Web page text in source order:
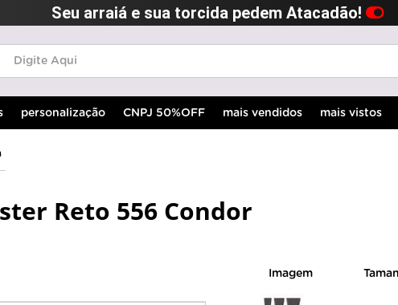
Seu arraiá e sua torcida pedem Atacadão!
personalização CNPJ 50%OFF mais vendidos mais vistos
Reto 556 Condor
Imagem